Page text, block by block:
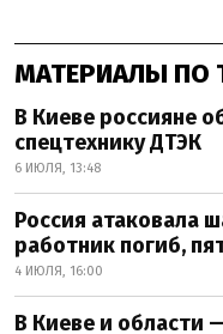
МАТЕРИАЛЫ ПО
В Киеве россияне
спецтехнику ДТЭК
6 ИЮЛЯ, 13:48
Россия атаковала
работник погиб,
4 ИЮЛЯ, 16:00
В Киеве и области